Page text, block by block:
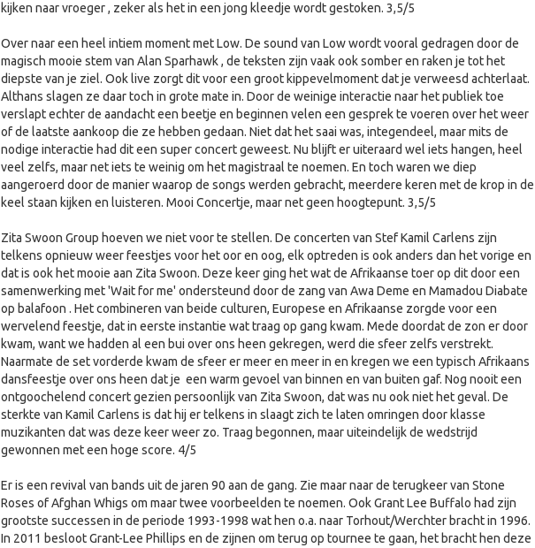
kijken naar vroeger , zeker als het in een jong kleedje wordt gestoken. 3,5/5
Over naar een heel intiem moment met Low. De sound van Low wordt vooral gedragen door de
magisch mooie stem van Alan Sparhawk , de teksten zijn vaak ook somber en raken je tot het
diepste van je ziel. Ook live zorgt dit voor een groot kippevelmoment dat je verweesd achterlaat.
Althans slagen ze daar toch in grote mate in. Door de weinige interactie naar het publiek toe
verslapt echter de aandacht een beetje en beginnen velen een gesprek te voeren over het weer
of de laatste aankoop die ze hebben gedaan. Niet dat het saai was, integendeel, maar mits de
nodige interactie had dit een super concert geweest. Nu blijft er uiteraard wel iets hangen, heel
veel zelfs, maar net iets te weinig om het magistraal te noemen. En toch waren we diep
aangeroerd door de manier waarop de songs werden gebracht, meerdere keren met de krop in de
keel staan kijken en luisteren. Mooi Concertje, maar net geen hoogtepunt. 3,5/5
Zita Swoon Group hoeven we niet voor te stellen. De concerten van Stef Kamil Carlens zijn
telkens opnieuw weer feestjes voor het oor en oog, elk optreden is ook anders dan het vorige en
dat is ook het mooie aan Zita Swoon. Deze keer ging het wat de Afrikaanse toer op dit door een
samenwerking met 'Wait for me' ondersteund door de zang van Awa Deme en Mamadou Diabate
op balafoon . Het combineren van beide culturen, Europese en Afrikaanse zorgde voor een
wervelend feestje, dat in eerste instantie wat traag op gang kwam. Mede doordat de zon er door
kwam, want we hadden al een bui over ons heen gekregen, werd die sfeer zelfs verstrekt.
Naarmate de set vorderde kwam de sfeer er meer en meer in en kregen we een typisch Afrikaans
dansfeestje over ons heen dat je een warm gevoel van binnen en van buiten gaf. Nog nooit een
ontgoochelend concert gezien persoonlijk van Zita Swoon, dat was nu ook niet het geval. De
sterkte van Kamil Carlens is dat hij er telkens in slaagt zich te laten omringen door klasse
muzikanten dat was deze keer weer zo. Traag begonnen, maar uiteindelijk de wedstrijd
gewonnen met een hoge score. 4/5
Er is een revival van bands uit de jaren 90 aan de gang. Zie maar naar de terugkeer van Stone
Roses of Afghan Whigs om maar twee voorbeelden te noemen. Ook Grant Lee Buffalo had zijn
grootste successen in de periode 1993-1998 wat hen o.a. naar Torhout/Werchter bracht in 1996.
In 2011 besloot Grant-Lee Phillips en de zijnen om terug op tournee te gaan, het bracht hen deze